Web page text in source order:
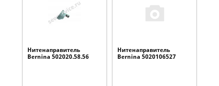
Нитенаправитель
Bernina 502020.58.56
Нитенаправитель
Bernina 5020106527